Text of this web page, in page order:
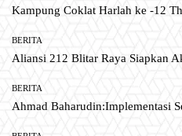
Kampung Coklat Harlah ke -12
BERITA
Aliansi 212 Blitar Raya Siapkan
BERITA
Ahmad Baharudin:Implementasi